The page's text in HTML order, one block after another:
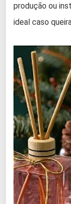
produção ou
ideal caso